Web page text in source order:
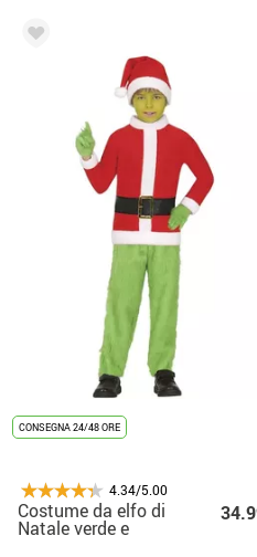
CONSEGNA 24/48 ORE
4.34/5.00
Costume da elfo di
Natale verde e